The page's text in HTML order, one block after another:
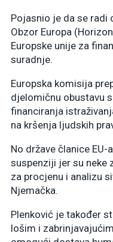
Pojasnio je da se radi
Obzor Europa
Europske unije za
suradnje.
Europska komisija
djelomičnu obustavu
financiranja
na kršenja ljudskih
No države članice
suspenziji jer su neke
za procjenu i analizu
Njemačka.
Plenković je također
lošim i